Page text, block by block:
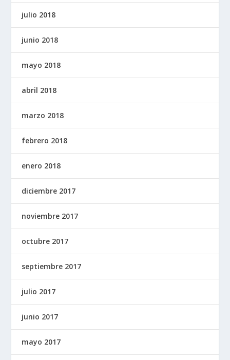
julio 2018
junio 2018
mayo 2018
abril 2018
marzo 2018
febrero 2018
enero 2018
diciembre 2017
noviembre 2017
octubre 2017
septiembre 2017
julio 2017
junio 2017
mayo 2017